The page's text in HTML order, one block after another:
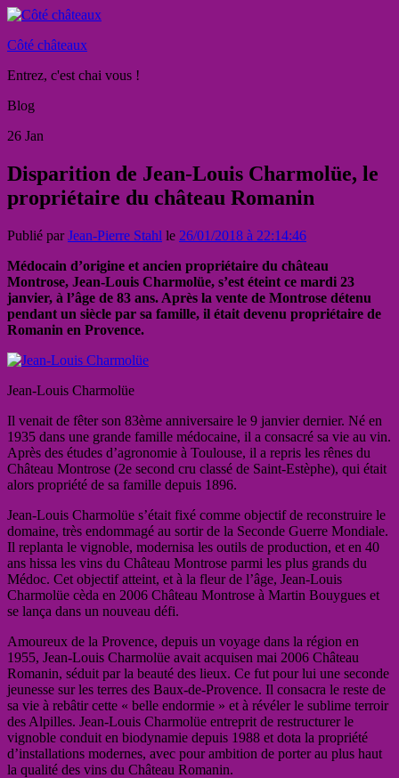
Côté châteaux
Entrez, c'est chai vous !
Blog
26 Jan
Disparition de Jean-Louis Charmolüe, le
propriétaire du château Romanin
Publié parJean-Pierre Stahl le 26/01/2018 à 22:14:46
Médocain d’origine et ancien propriétaire du château
Montrose, Jean-Louis Charmolüe, s’est éteint ce mardi 23
janvier, à l’âge de 83 ans. Après la vente de Montrose détenu
pendant un siècle par sa famille, il était devenu propriétaire de
Romanin en Provence.
Jean-Louis Charmolüe
Il venait de fêter son 83ème anniversaire le 9 janvier dernier. Né en
1935 dans une grande famille médocaine, il a consacré sa vie au vin.
Après des études d’agronomie à Toulouse, il a repris les rênes du
Château Montrose (2e second cru classé de Saint-Estèphe), qui était
alors propriété de sa famille depuis 1896.
Jean-Louis Charmolüe s’était fixé comme objectif de reconstruire le
domaine, très endommagé au sortir de la Seconde Guerre Mondiale.
Il replanta le vignoble, modernisa les outils de production, et en 40
ans hissa les vins du Château Montrose parmi les plus grands du
Médoc. Cet objectif atteint, et à la fleur de l’âge, Jean-Louis
Charmolüe cèda en 2006 Château Montrose à Martin Bouygues et
se lança dans un nouveau défi.
Amoureux de la Provence, depuis un voyage dans la région en
1955, Jean-Louis Charmolüe avait acquisen mai 2006 Château
Romanin, séduit par la beauté des lieux. Ce fut pour lui une seconde
jeunesse sur les terres des Baux-de-Provence. Il consacra le reste de
sa vie à rebâtir cette « belle endormie » et à révéler le sublime terroir
des Alpilles. Jean-Louis Charmolüe entreprit de restructurer le
vignoble conduit en biodynamie depuis 1988 et dota la propriété
d’installations modernes, avec pour ambition de porter au plus haut
la qualité des vins du Château Romanin.